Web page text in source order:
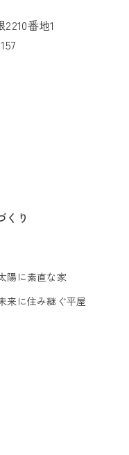
番地1
くり
陽に素直な家
来に住み継ぐ平屋